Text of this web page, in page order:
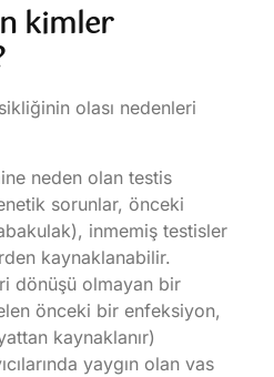
kimler
olası nedenleri
neden olan testis
sorunlar, önceki
inmemiş testisler
kaynaklanabilir.
dönüşü olmayan bir
önceki bir enfeksiyon,
kaynaklanır)
yaygın olan vas